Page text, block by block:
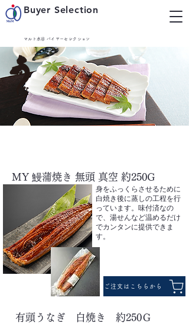
Buyer Selection
マルト水谷 バイヤーセレクション
MY 鰻蒲焼き 無頭 真空 約250G
​身をふっくらさせるために
白焼き後に蒸しの工程を行
っています。味付済なの
で、湯せんなど温めるだけ
でカンタンに提供できま
す。
ご注文はこちらから
有頭うなぎ 白焼き 約250Ｇ